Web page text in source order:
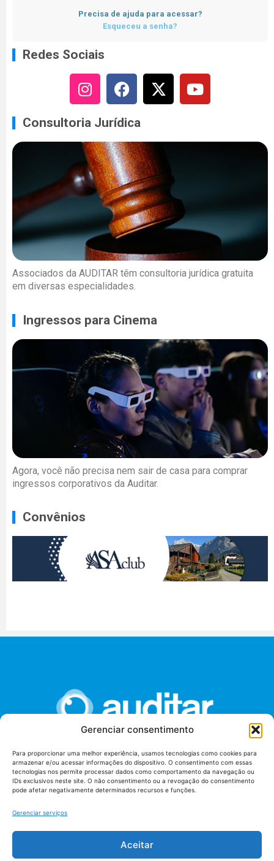
Gerenciar consentimento
Para proporcionar uma melhor experiência, usamos tecnologias como cookies para
armazenar e/ou acessar informações do dispositivo. O consentimento com essas
tecnologias nos permite processar dados como comportamento da navegação ou
IDs exclusivos neste site. O não consentimento ou a revogação do consentimento
pode afetar negativamente determinados recursos e funções.
Gerenciar serviços
Aceitar
Precisa de ajuda para acessar?
Esqueceu a senha?
Redes Sociais
Consultoria Jurídica
Associados da AUDITAR têm consultoria jurídica gratuita
em diversas especialidades.
Ingressos para Cinema
Agora, você não precisa nem sair de casa para comprar
ingressos corporativos da Auditar.
Convênios
União dos Auditores Federais de Controle Externo -
AUDITAR
Setor de Administração Federal Sul (SAF/Sul), Qd. 04, Lt. 01
Tribunal de Contas da União (TCU), Subsolo, Sala S04
Termos de uso